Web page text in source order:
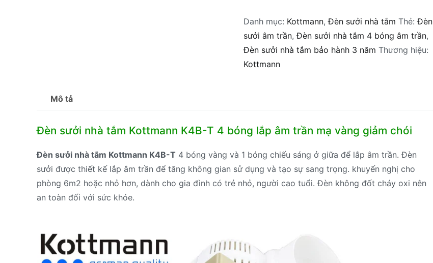
tắm
Kottmann
K4B-
T
số
lượng
Danh mục: Kottmann,Đèn sưởi nhà tắm Thẻ:Đèn
sưởi âm trần,Đèn sưởi nhà tắm 4 bóng âm trần,
Đèn sưởi nhà tắm bảo hành 3 năm Thương hiệu:
Kottmann
Mô tả
Đèn sưởi nhà tắm Kottmann K4B-T 4 bóng lắp âm trần mạ vàng giảm chói
Đèn sưởi nhà tắm Kottmann K4B-T 4 bóng vàng và 1 bóng chiếu sáng ở giữa để lắp âm trần. Đèn
sưởi được thiết kế lắp âm trần để tăng không gian sử dụng và tạo sự sang trọng. khuyến nghị cho
phòng 6m2 hoặc nhỏ hơn, dành cho gia đình có trẻ nhỏ, người cao tuổi. Đèn không đốt cháy oxi nên
an toàn đối với sức khỏe.